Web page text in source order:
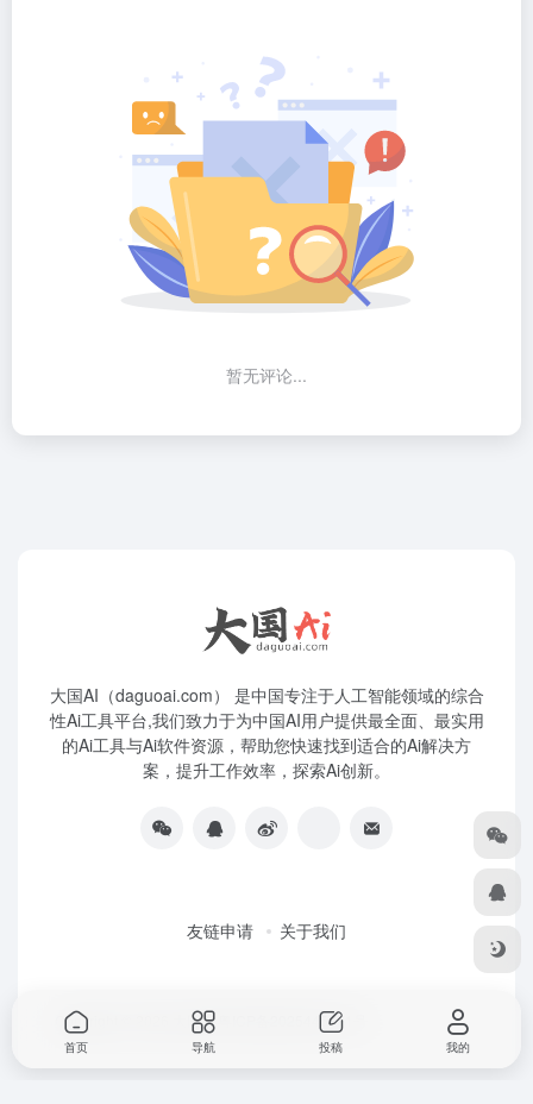
暂无评论...
大国AI（daguoai.com） 是中国专注于人工智能领域的综合
性Ai工具平台,我们致力于为中国AI用户提供最全面、最实用
的Ai工具与Ai软件资源，帮助您快速找到适合的Ai解决方
案，提升工作效率，探索Ai创新。
友链申请 关于我们
Copyright © 2026 大国Ai 粤ICP备2025445271号
首页 导航 投稿 我的